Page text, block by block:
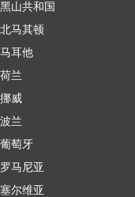
黑山共和国
北马其顿
马耳他
荷兰
挪威
波兰
葡萄牙
罗马尼亚
塞尔维亚